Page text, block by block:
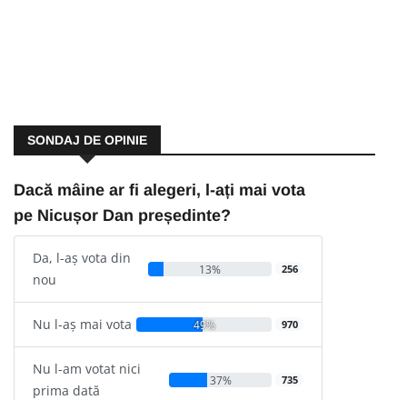
SONDAJ DE OPINIE
Dacă mâine ar fi alegeri, l-ați mai vota
pe Nicușor Dan președinte?
Da, l-aș vota din
nou
13% 256
Nu l-aș mai vota 49% 970
Nu l-am votat nici
prima dată
37% 735